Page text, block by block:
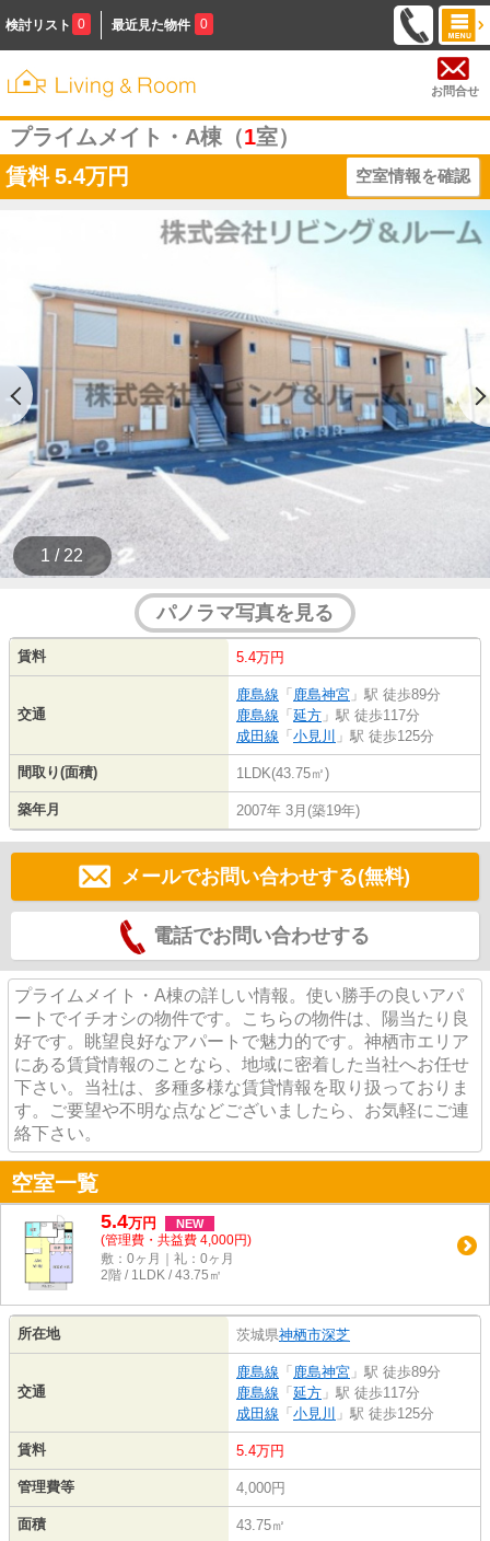
検討リスト 0 最近見た物件 0
お問合せ
プライムメイト・A棟（1室）
賃料 5.4万円 空室情報を確認
1 / 22
パノラマ写真を見る
賃料 5.4万円
交通
鹿島線 「 鹿島神宮 」駅 徒歩89分
鹿島線 「延方 」駅 徒歩117分
成田線 「小見川 」駅 徒歩125分
間取り(面積) 1LDK(43.75㎡)
築年月 2007年 3月(築19年)
メールでお問い合わせする(無料)
電話でお問い合わせする
プライムメイト・A棟の詳しい情報。使い勝手の良いアパ
ートでイチオシの物件です。こちらの物件は、陽当たり良
好です。眺望良好なアパートで魅力的です。神栖市エリア
にある賃貸情報のことなら、地域に密着した当社へお任せ
下さい。当社は、多種多様な賃貸情報を取り扱っておりま
す。ご要望や不明な点などございましたら、お気軽にご連
絡下さい。
空室一覧
5.4万円 NEW
(管理費・共益費 4,000円)
敷：0ヶ月｜礼：0ヶ月
2階 / 1LDK / 43.75㎡
所在地 茨城県神栖市深芝
交通
鹿島線 「 鹿島神宮 」駅 徒歩89分
鹿島線 「延方 」駅 徒歩117分
成田線 「小見川 」駅 徒歩125分
賃料 5.4万円
管理費等 4,000円
面積 43.75㎡